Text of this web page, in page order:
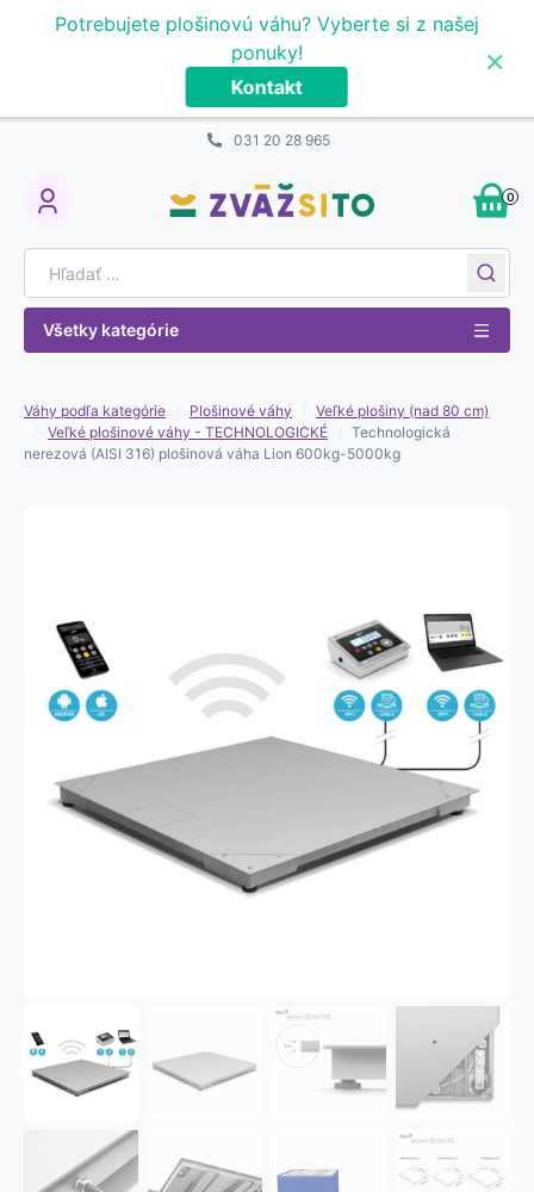
Potrebujete plošinovú váhu? Vyberte si z našej
ponuky!
Kontakt
×
031 20 28 965
My Account
0
Všetky kategórie
Váhy podľa kategórie Plošinové váhy
Veľké plošiny (nad 80 cm)
Veľké plošinové váhy - TECHNOLOGICKÉ
Technologická
nerezová (AISI 316) plošinová váha Lion 600kg-5000kg